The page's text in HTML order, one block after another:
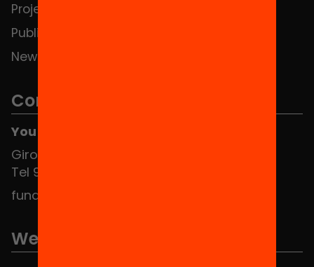
Projects
Publications and videos
News
Contact
You can find us at the Social HUB
Girona 34, interior 08010 Barcelona
Tel 934 588 700
fundacio@equitat.org
We are part of...